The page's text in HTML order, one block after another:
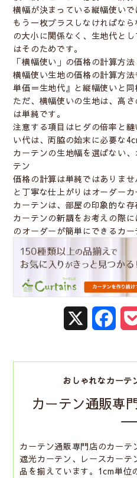
横幅が決まっている縦幅使いで
もう一枚プラスしなければな
の大小に関係なく、生地代と
はそのためです。
「横幅使い」の価格の計算方法
横幅使い生地の価格の計算方
単価＝生地代』と縦幅使いと同
ただ、横幅使いの生地は、高
は単純です。
注意する項目はヒダの倍率と
い代は、両脇の始末に必要な
カーテンの生地幅を選ばない
テン
価格の計算は単純ではありま
と丁寧な仕上がりはオーダーカ
カーテンは、部屋の印象的な存
カーテンの新調をお考えの際
のオーダーが簡単にできるカー
c
b
o
おしゃれなカーテ
カーテン通販専
カーテン通販専門店のカーテ
遮光カーテン、レースカー
品を揃えています。1cm単位